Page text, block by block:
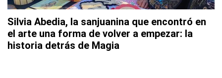
Silvia Abedia, la sanjuanina que encontró en
el arte una forma de volver a empezar: la
historia detrás de Magia